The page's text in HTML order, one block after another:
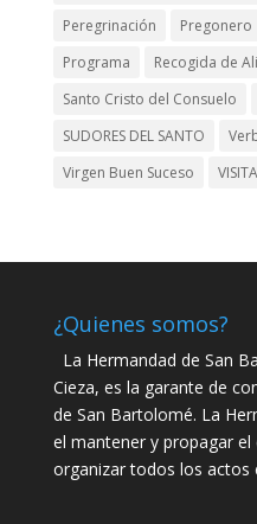
Peregrinación
Pregonero
Programa
Recogida de
Santo Cristo del Consuelo
SUDORES DEL SANTO
Virgen Buen Suceso
¿Quienes somos?
La Hermandad de San
Cieza, es la garante de
de San Bartolomé. La
el mantener y propagar
organizar todos los actos